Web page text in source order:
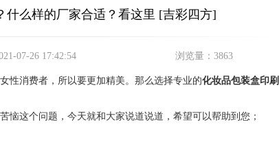
么样的厂家合适？看这里 [吉彩四方]
07-26 17:42:54 浏览量： 3863
性消费者，所以要更加精美。那么选择专业的化妆品包装盒印刷
恼这个问题，今天就和大家说道说道，希望可以帮助到您；